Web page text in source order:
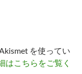
を使ってい
はこちらをご覧く